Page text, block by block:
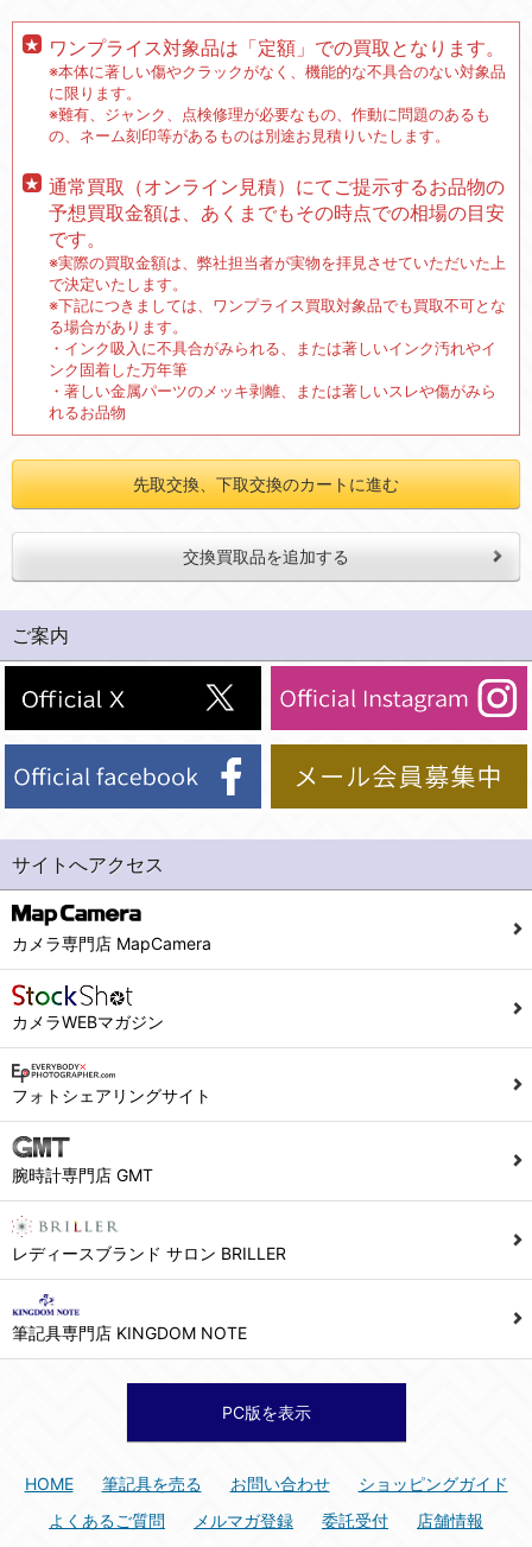
ワンプライス対象品は「定額」での買取となります。
※本体に著しい傷やクラックがなく、機能的な不具合のない対象品
に限ります。
※難有、ジャンク、点検修理が必要なもの、作動に問題のあるも
の、ネーム刻印等があるものは別途お見積りいたします。
通常買取（オンライン見積）にてご提示するお品物の
予想買取金額は、あくまでもその時点での相場の目安
です。
※実際の買取金額は、弊社担当者が実物を拝見させていただいた上
で決定いたします。
※下記につきましては、ワンプライス買取対象品でも買取不可とな
る場合があります。
・インク吸入に不具合がみられる、または著しいインク汚れやイ
ンク固着した万年筆
・著しい金属パーツのメッキ剥離、または著しいスレや傷がみら
れるお品物
先取交換、下取交換のカートに進む
交換買取品を追加する
ご案内
サイトへアクセス
カメラ専門店 MapCamera
カメラWEBマガジン
フォトシェアリングサイト
腕時計専門店 GMT
レディースブランド サロン BRILLER
筆記具専門店 KINGDOM NOTE
PC版を表示
HOME 筆記具を売る お問い合わせ
ショッピングガイド
よくあるご質問
メルマガ登録 委託受付 店舗情報